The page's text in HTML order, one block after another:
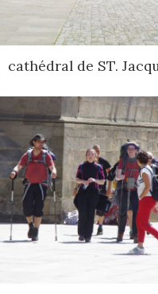
cathédral de ST.